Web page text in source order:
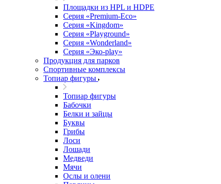
Площадки из HPL и HDPE
Серия «Premium-Eco»
Серия «Kingdom»
Серия «Playground»
Серия «Wonderland»
Серия «Эко-play»
Продукция для парков
Спортивные комплексы
Топиар фигуры
Топиар фигуры
Бабочки
Белки и зайцы
Буквы
Грибы
Лоси
Лошади
Медведи
Мячи
Ослы и олени